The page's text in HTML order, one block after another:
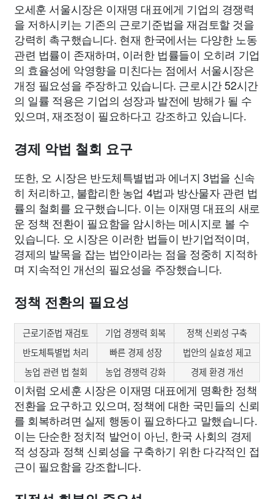
오세훈 서울시장은 이재명 대표에게 기업의 경쟁력
을 저하시키는 기존의 근로기준법을 재검토할 것을
강력히 촉구했습니다. 현재 한국에서는 다양한 노동
관련 법률이 존재하며, 이러한 법률들이 오히려 기업
의 효율성에 악영향을 미친다는 점에서 서울시장은
개정 필요성을 주장하고 있습니다. 근로시간 52시간
의 일률 적용은 기업의 성장과 발전에 방해가 될 수
있으며, 재조정이 필요하다고 강조하고 있습니다.
경제 악법 철회 요구
또한, 오 시장은 반도체특별법과 에너지 3법을 신속
히 처리하고, 불합리한 농업 4법과 방산물자 관련 법
률의 철회를 요구했습니다. 이는 이재명 대표의 새로
운 정책 전환이 필요함을 암시하는 메시지로 볼 수
있습니다. 오 시장은 이러한 법들이 반기업적이며,
경제의 발목을 잡는 법안이라는 점을 정중히 지적하
며 지속적인 개선의 필요성을 주장했습니다.
정책 전환의 필요성
근로기준법 재검토 기업 경쟁력 회복
정책 신뢰성 구축
반도체특별법 처리
빠른 경제 성장
법안의 실효성 제고
농업 관련 법 철회
농업 경쟁력 강화 경제 환경 개선
이처럼 오세훈 시장은 이재명 대표에게 명확한 정책
전환을 요구하고 있으며, 정책에 대한 국민들의 신뢰
를 회복하려면 실제 행동이 필요하다고 말했습니다.
이는 단순한 정치적 발언이 아닌, 한국 사회의 경제
적 성장과 정책 신뢰성을 구축하기 위한 다각적인 접
근이 필요함을 강조합니다.